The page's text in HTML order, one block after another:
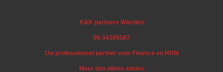
K&K partners Wierden
06-34385587
Uw professioneel partner voor Finance en HRM
Meer dan alleen advies